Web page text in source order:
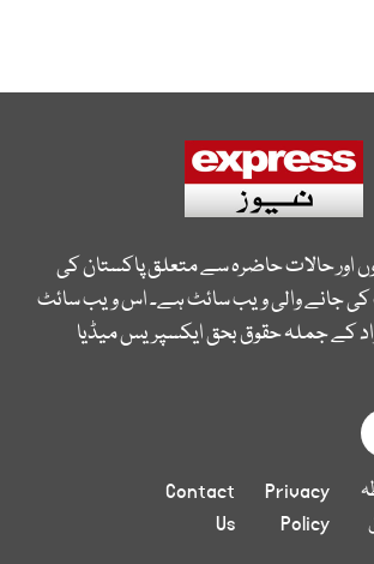
اور حالات حاضرہ سے متعلق پاکستان کی
جانے والی ویب سائٹ ہے۔ اس ویب سائٹ
کے جملہ حقوق بحق ایکسپریس میڈیا
Privacy
Policy
Contact
Us